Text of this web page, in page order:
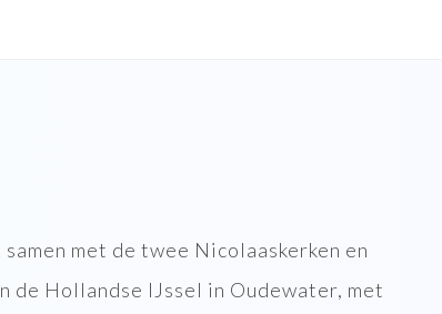
met de twee Nicolaaskerken en
de Hollandse IJssel in Oudewater, met